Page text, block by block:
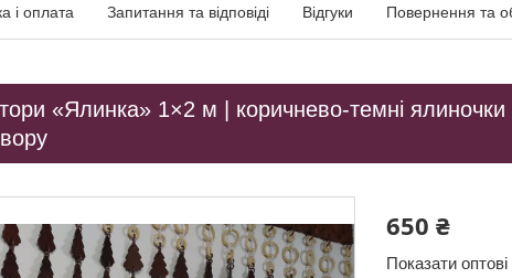
і оплата Запитання та відповіді Відгуки Повернення та
«Ялинка» 1×2 м | коричнево-темні ялиночки
650 ₴
Показати оптові